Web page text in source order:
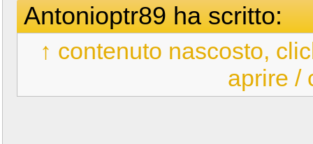
Antonioptr89 ha scritto:
↑ contenuto nascosto,
aprire /